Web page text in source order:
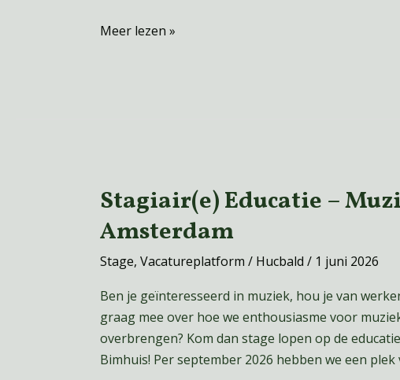
Meer lezen »
Stagiair(e) Educatie –
Amsterdam
Stage, Vacatureplatform / Hucbald / 1 juni 2026
Ben je geïnteresseerd in muziek, hou je van
graag mee over hoe we enthousiasme voor
overbrengen? Kom dan stage lopen op de
Bimhuis! Per september 2026 hebben we een
Stagiair(e)
Educatie
–
Muziekgebouw
Bimhuis
Amsterdam